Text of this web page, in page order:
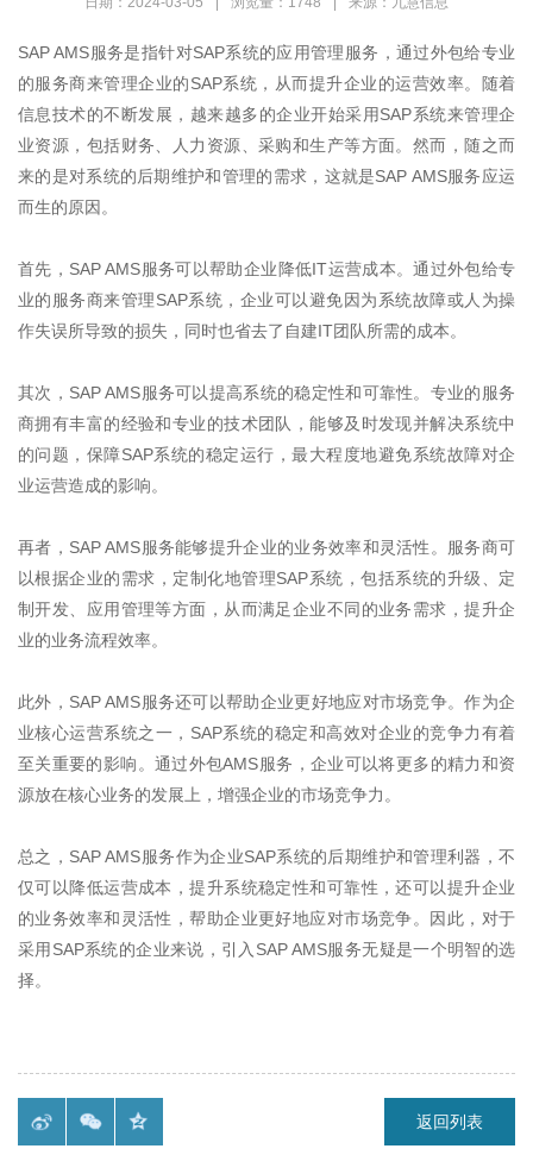
SAP AMS服务是指针对SAP系统的应用管理服务，通过外包给专业
的服务商来管理企业的SAP系统，从而提升企业的运营效率。随着
信息技术的不断发展，越来越多的企业开始采用SAP系统来管理企
业资源，包括财务、人力资源、采购和生产等方面。然而，随之而
来的是对系统的后期维护和管理的需求，这就是SAP AMS服务应运
而生的原因。
首先， SAP AMS服务可以帮助企业降低IT运营成本。通过外包给专
业的服务商来管理SAP系统，企业可以避免因为系统故障或人为操
作失误所导致的损失，同时也省去了自建IT团队所需的成本。
其次， SAP AMS服务可以提高系统的稳定性和可靠性。专业的服务
商拥有丰富的经验和专业的技术团队，能够及时发现并解决系统中
的问题，保障SAP系统的稳定运行，最大程度地避免系统故障对企
业运营造成的影响。
再者， SAP AMS服务能够提升企业的业务效率和灵活性。服务商可
以根据企业的需求，定制化地管理SAP系统，包括系统的升级、定
制开发、应用管理等方面，从而满足企业不同的业务需求，提升企
业的业务流程效率。
此外， SAP AMS服务还可以帮助企业更好地应对市场竞争。作为企
业核心运营系统之一， SAP系统的稳定和高效对企业的竞争力有着
至关重要的影响。通过外包AMS服务，企业可以将更多的精力和资
源放在核心业务的发展上，增强企业的市场竞争力。
总之， SAP AMS服务作为企业SAP系统的后期维护和管理利器，不
仅可以降低运营成本，提升系统稳定性和可靠性，还可以提升企业
的业务效率和灵活性，帮助企业更好地应对市场竞争。因此，对于
采用 SAP系统的企业来说，引入 SAP AMS服务无疑是一个明智的选
择。
返回列表